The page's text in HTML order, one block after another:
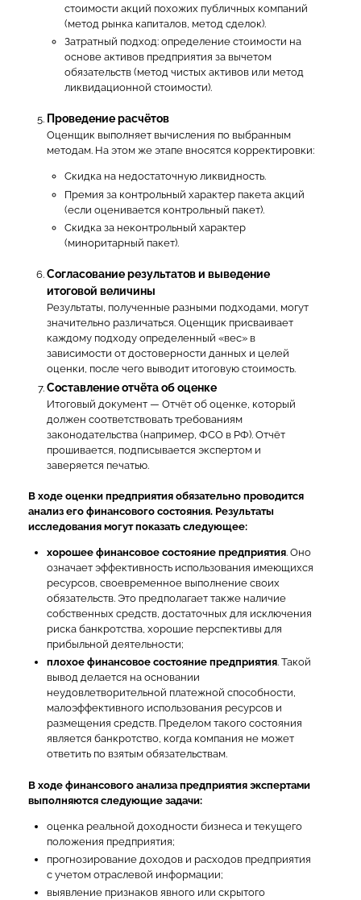
стоимости акций похожих публичных компаний
(метод рынка капиталов, метод сделок).
Затратный подход: определение стоимости на
основе активов предприятия за вычетом
обязательств (метод чистых активов или метод
ликвидационной стоимости).
Проведение расчётов
Оценщик выполняет вычисления по выбранным
методам. На этом же этапе вносятся корректировки:
Скидка на недостаточную ликвидность.
Премия за контрольный характер пакета акций
(если оценивается контрольный пакет).
Скидка за неконтрольный характер
(миноритарный пакет).
Согласование результатов и выведение
итоговой величины
Результаты, полученные разными подходами, могут
значительно различаться. Оценщик присваивает
каждому подходу определенный «вес» в
зависимости от достоверности данных и целей
оценки, после чего выводит итоговую стоимость.
Составление отчёта об оценке
Итоговый документ — Отчёт об оценке, который
должен соответствовать требованиям
законодательства (например, ФСО в РФ). Отчёт
прошивается, подписывается экспертом и
заверяется печатью.
В ходе оценки предприятия обязательно проводится
анализ его финансового состояния. Результаты
исследования могут показать следующее:
хорошее финансовое состояние предприятия. Оно
означает эффективность использования имеющихся
ресурсов, своевременное выполнение своих
обязательств. Это предполагает также наличие
собственных средств, достаточных для исключения
риска банкротства, хорошие перспективы для
прибыльной деятельности;
плохое финансовое состояние предприятия. Такой
вывод делается на основании
неудовлетворительной платежной способности,
малоэффективного использования ресурсов и
размещения средств. Пределом такого состояния
является банкротство, когда компания не может
ответить по взятым обязательствам.
В ходе финансового анализа предприятия экспертами
выполняются следующие задачи:
оценка реальной доходности бизнеса и текущего
положения предприятия;
прогнозирование доходов и расходов предприятия
с учетом отраслевой информации;
выявление признаков явного или скрытого